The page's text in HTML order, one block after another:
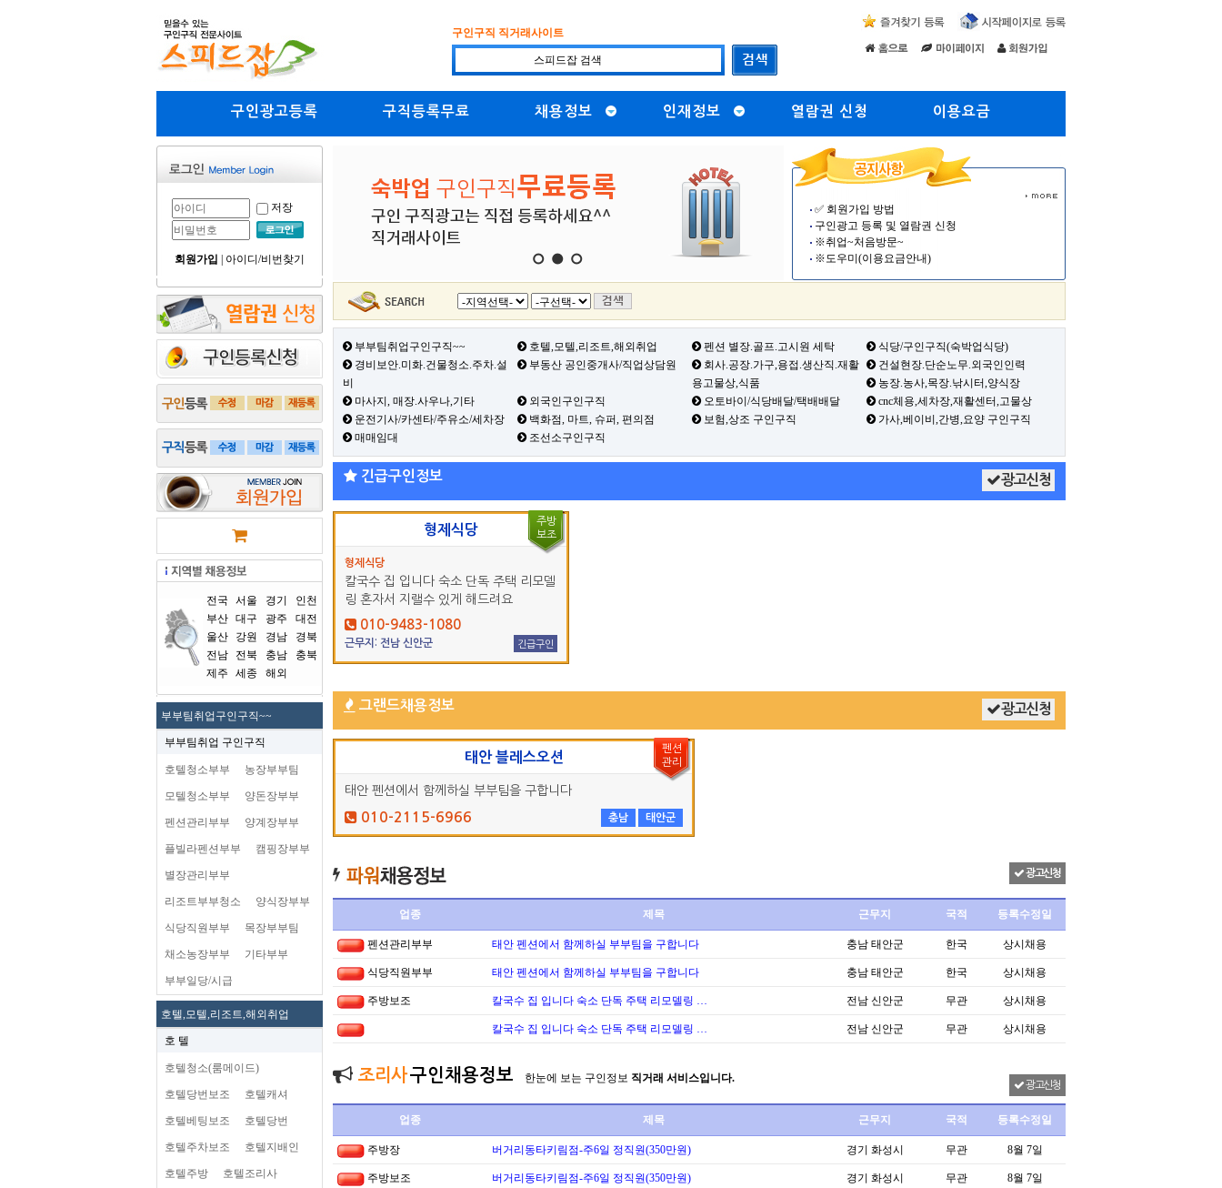
구인구직 직거래사이트
구인광고등록 구직등록무료 채용정보 인재정보 열람권 신청 이용요금
저장
회원가입 아이디/비번찾기
전국 서울 경기
인천
부산 대구 광주
대전
울산
강원 경남
경북
전남
전북 충남
충북
제주
세종 해외
부부팀취업구인구직~~
부부팀취업 구인구직
호텔청소부부 농장부부팀
모텔청소부부 양돈장부부
펜션관리부부 양계장부부
플빌라펜션부부 캠핑장부부
별장관리부부
리조트부부청소 양식장부부
식당직원부부 목장부부팀
채소농장부부 기타부부
부부일당/시급
호텔,모텔,리조트,해외취업
호 텔
호텔청소(룸메이드)
호텔당번보조 호텔캐셔
호텔베팅보조 호텔당번
호텔주차보조 호텔지배인
호텔주방 호텔조리사
✅ 회원가입 방법
구인광고 등록 및 열람권 신청
※취업~처음방문~
※도우미(이용요금안내)
부부팀취업구인구직~~ 호텔,모텔,리조트,해외취업 펜션 별장.골프.고시원 세탁
식당/구인구직(숙박업식당)
경비보안.미화.건물청소.주차.설
비
부동산 공인중개사/직업상담원
회사.공장.가구,용접.생산직.재활
용고물상,식품
건설현장.단순노무.외국인인력
농장.농사,목장.낚시터,양식장
마사지, 매장.사우나,기타
외국인구인구직 오토바이/식당배달/택배배달
cnc체용,세차장,재활센터,고물상
운전기사/카센타/주유소/세차장
백화점, 마트, 슈퍼, 편의점 보험,상조 구인구직
가사,베이비,간병,요양 구인구직
매매임대
조선소구인구직
긴급구인정보 광고신청
형제식당
형제식당
칼국수 집 입니다 숙소 단독 주택 리모델
링 혼자서 지랠수 있게 해드려요
010-9483-1080
근무지: 전남 신안군 긴급구인
주방
보조
그랜드채용정보 광고신청
태안 블레스오션
태안 펜션에서 함께하실 부부팀을 구합니다
010-2115-6966 충남 태안군
펜션
관리
광고신청
업종 제목 근무지 국적 등록수정일
펜션관리부부 태안 펜션에서 함께하실 부부팀을 구합니다 충남 태안군 한국 상시채용
식당직원부부 태안 펜션에서 함께하실 부부팀을 구합니다 충남 태안군 한국 상시채용
주방보조 칼국수 집 입니다 숙소 단독 주택 리모델링 … 전남 신안군 무관 상시채용
칼국수 집 입니다 숙소 단독 주택 리모델링 … 전남 신안군 무관 상시채용
조리사구인채용정보 한눈에 보는 구인정보 직거래 서비스입니다.
광고신청
업종 제목 근무지 국적 등록수정일
주방장 버거리동타키림점-주6일 정직원(350만원) 경기 화성시 무관 8월 7일
주방보조 버거리동타키림점-주6일 정직원(350만원) 경기 화성시 무관 8월 7일